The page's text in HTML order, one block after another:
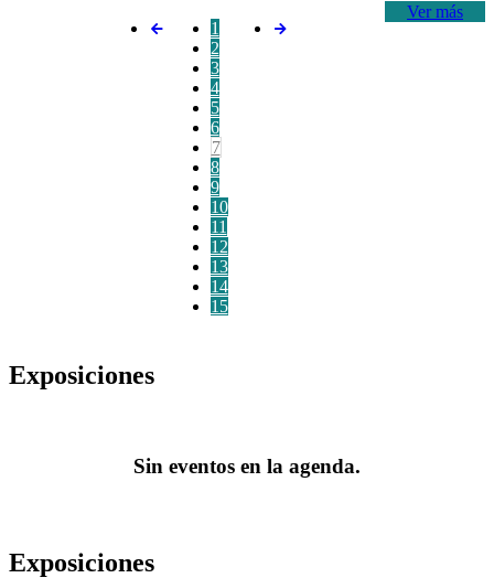
Ver más
1
2
3
4
5
6
7
8
9
10
11
12
13
14
15
Exposiciones
Sin eventos en la agenda.
Exposiciones